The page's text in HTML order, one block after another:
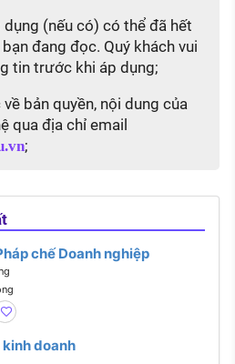
(nếu có) có thể đã hết
đang đọc. Quý khách vui
tin trước khi áp dụng;
bản quyền, nội dung của
qua địa chỉ email
;
chế Doanh nghiệp
doanh